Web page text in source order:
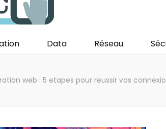
Data Réseau
web : 5 etapes pour reussir vos